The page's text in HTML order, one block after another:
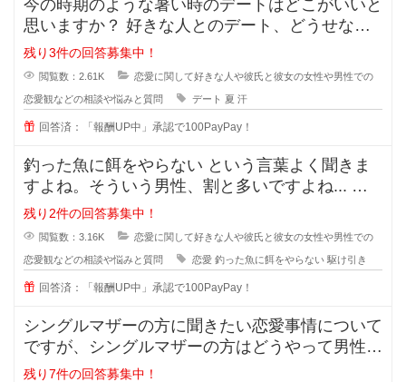
今の時期のような暑い時のデートはどこがいいと
思いますか？ 好きな人とのデート、どうせなら
街を散策したりデートスポッ
残り3件の回答募集中！
閲覧数：2.61K 恋愛に関して好きな人や彼氏と彼女の女性や男性での
恋愛観などの相談や悩みと質問 デート 夏 汗
回答済：「報酬UP中」承認で100PayPay！
釣った魚に餌をやらない という言葉よく聞きま
すよね。そういう男性、割と多いですよね... な
ぜ付き合った途端に覚めたよう
残り2件の回答募集中！
閲覧数：3.16K 恋愛に関して好きな人や彼氏と彼女の女性や男性での
恋愛観などの相談や悩みと質問 恋愛 釣った魚に餌をやらない 駆け引き
回答済：「報酬UP中」承認で100PayPay！
シングルマザーの方に聞きたい恋愛事情について
ですが、シングルマザーの方はどうやって男性と
会う時間を作っているのでしょうか
残り7件の回答募集中！